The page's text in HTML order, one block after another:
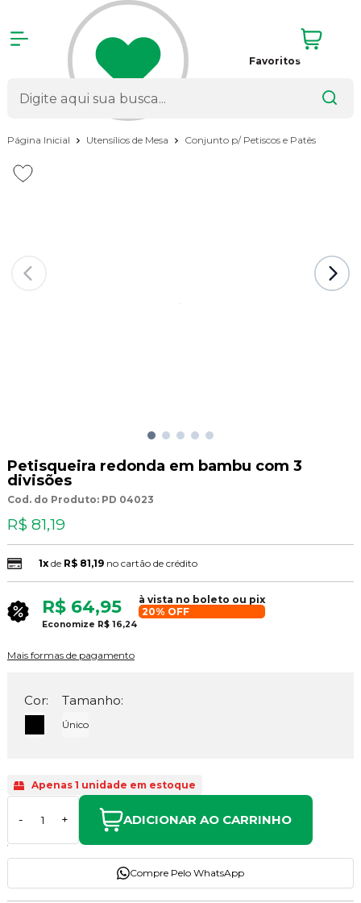
Favoritos
Página Inicial Utensílios de Mesa Conjunto p/ Petiscos e Patês
Petisqueira redonda em bambu com 3
divisões
Cod. do Produto: PD 04023
R$ 81,19
1xde R$ 81,19 no cartão de crédito
R$ 64,95
à vista no boleto ou pix
20% OFF
Economize R$ 16,24
Mais formas de pagamento
Cor: Tamanho:
Único
Apenas 1 unidade em estoque
- + ADICIONAR AO CARRINHO
Compre Pelo WhatsApp